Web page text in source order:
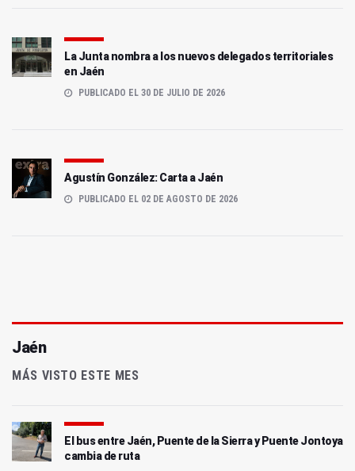
La Junta nombra a los nuevos delegados territoriales
en Jaén
PUBLICADO EL 30 DE JULIO DE 2026
Agustín González: Carta a Jaén
PUBLICADO EL 02 DE AGOSTO DE 2026
Jaén
MÁS VISTO ESTE MES
El bus entre Jaén, Puente de la Sierra y Puente Jontoya
cambia de ruta